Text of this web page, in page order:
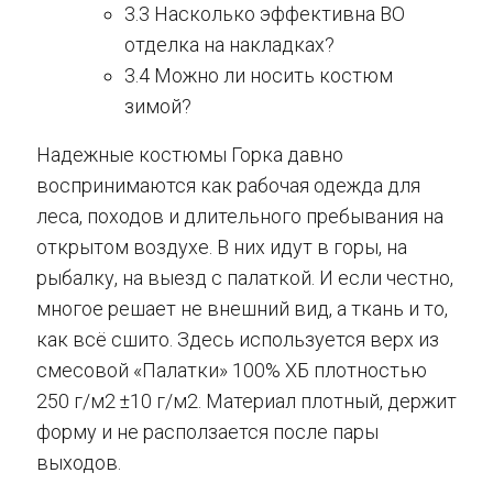
3.3 Насколько эффективна ВО
отделка на накладках?
3.4 Можно ли носить костюм
зимой?
Надежные костюмы Горка давно
воспринимаются как рабочая одежда для
леса, походов и длительного пребывания на
открытом воздухе. В них идут в горы, на
рыбалку, на выезд с палаткой. И если честно,
многое решает не внешний вид, а ткань и то,
как всё сшито. Здесь используется верх из
смесовой «Палатки» 100% ХБ плотностью
250 г/м2 ±10 г/м2. Материал плотный, держит
форму и не расползается после пары
выходов.